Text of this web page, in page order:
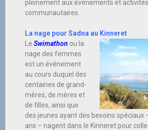
pleinement aux événements et activités
communautaires.
La nage pour Sadna au Kinneret
LeSwimathon ou la
nage des femmes
est un événement
au cours duquel des
centaines de grand-
mères, de mères et
de filles, ainsi que
des jeunes ayant des besoins spéciaux
ans – nagent dans le Kinneret pour